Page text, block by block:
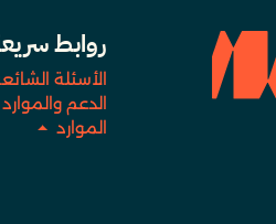
روابط
الأسئلة
الدعم والموارد
الموارد